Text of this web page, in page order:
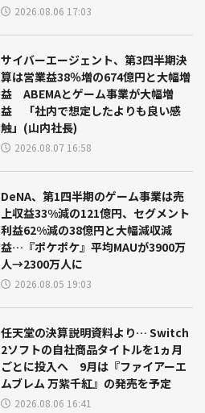
2026.08.06 17:03
サイバーエージェント、第3四半期決
算は営業益38％増の674億円と大幅増
益 ABEMAとゲーム事業が大幅増
益 「社内で想定したよりも良い感
触」(山内社長)
2026.08.07 16:58
DeNA、第1四半期のゲーム事業は売
上収益33%減の121億円、セグメント
利益62%減の38億円と大幅減収減
益…『ポケポケ』平均MAUが3900万
人→2300万人に
2026.08.05 19:03
任天堂の決算説明資料より… Switch
2ソフトの自社商品タイトルを1ヵ月
ごとに投入へ 9月は『ファイアーエ
ムブレム 万紫千紅』の発売を予定
2026.08.06 16:41